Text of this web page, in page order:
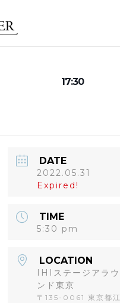
17:30
DATE
2022.05.31
Expired!
TIME
5:30 pm
LOCATION
IHIステージアラウ
ンド東京
〒135-0061 東京都江